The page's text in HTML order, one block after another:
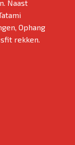
Naast
Ophang
rekken.